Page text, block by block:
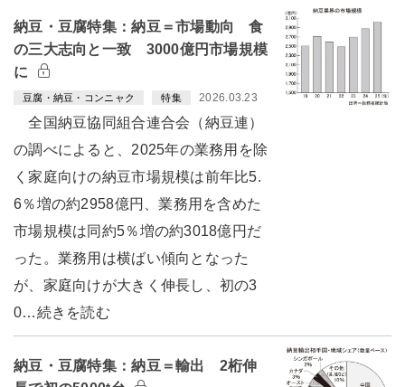
納豆・豆腐特集：納豆＝市場動向 食
の三大志向と一致 3000億円市場規模
に
豆腐・納豆・コンニャク 特集 2026.03.23
全国納豆協同組合連合会（納豆連）
の調べによると、2025年の業務用を除
く家庭向けの納豆市場規模は前年比5.
6％増の約2958億円、業務用を含めた
市場規模は同約5％増の約3018億円だ
った。業務用は横ばい傾向となった
が、家庭向けが大きく伸長し、初の3
0…続きを読む
納豆・豆腐特集：納豆＝輸出 2桁伸